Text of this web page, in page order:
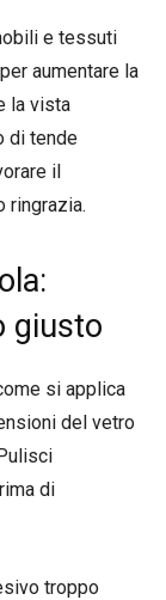
e tessuti
aumentare la
la vista
di tende
il
ringrazia.
giusto
si applica
del vetro
di
troppo